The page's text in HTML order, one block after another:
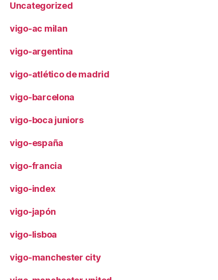
Uncategorized
vigo-ac milan
vigo-argentina
vigo-atlético de madrid
vigo-barcelona
vigo-boca juniors
vigo-españa
vigo-francia
vigo-index
vigo-japón
vigo-lisboa
vigo-manchester city